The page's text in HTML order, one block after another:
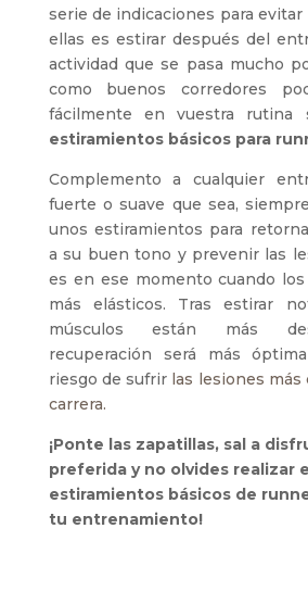
serie de indicaciones para evitar
ellas es estirar después del
actividad que se pasa mucho
como buenos corredores
fácilmente en vuestra rutina
estiramientos básicos para
Complemento a cualquier
fuerte o suave que sea,
unos estiramientos para
a su buen tono y prevenir las
es en ese momento cuando
más elásticos. Tras estirar
músculos están más
recuperación será más
riesgo de sufrir las lesiones más
carrera.
¡Ponte las zapatillas, sal a
preferida y no olvides realizar
estiramientos básicos de
tu entrenamiento!